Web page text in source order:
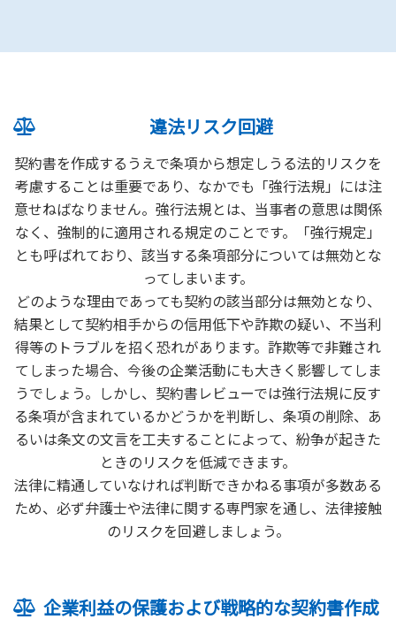
違法リスク回避
契約書を作成するうえで条項から想定しうる法的リスクを
考慮することは重要であり、なかでも「強行法規」には注
意せねばなりません。強行法規とは、当事者の意思は関係
なく、強制的に適用される規定のことです。「強行規定」
とも呼ばれており、該当する条項部分については無効とな
ってしまいます。
どのような理由であっても契約の該当部分は無効となり、
結果として契約相手からの信用低下や詐欺の疑い、不当利
得等のトラブルを招く恐れがあります。詐欺等で非難され
てしまった場合、今後の企業活動にも大きく影響してしま
うでしょう。しかし、契約書レビューでは強行法規に反す
る条項が含まれているかどうかを判断し、条項の削除、あ
るいは条文の文言を工夫することによって、紛争が起きた
ときのリスクを低減できます。
法律に精通していなければ判断できかねる事項が多数ある
ため、必ず弁護士や法律に関する専門家を通し、法律接触
のリスクを回避しましょう。
企業利益の保護および戦略的な契約書作成